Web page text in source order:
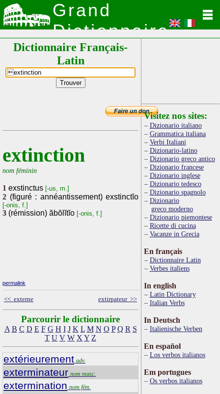
Grand
Dictionnaire
Latin
Dictionnaire Français-
Latin
extinction
nom féminin
1 exstinctus [-us, m.]
2 (figuré : annéantissement) exstinctĭo
[-onis, f.]
3 (rémission) ăbŏlĭtĭo [-onis, f.]
permalink
<< externe extirpateur >>
Parcourir le dictionnaire
A B C D E F G H I J K L M N O P Q R S
T U V W X Y Z
extérieurement adv.
exterminateur nom masc.
extermination nom fém.
Visitez nos sites:
Dizionario italiano
Grammatica italiana
Verbi Italiani
Dizionario-latino
Dizionario greco antico
Dizionario francese
Dizionario inglese
Dizionario tedesco
Dizionario spagnolo
Dizionario
greco moderno
Dizionario piemontese
Ricette di cucina
Vacanze in Grecia
En français
Dictionnaire Latin
Verbes italiens
In english
Latin Dictionary
Italian Verbs
In Deutsch
Italienische Verben
En español
Los verbos italianos
Em portugues
Os verbos italianos